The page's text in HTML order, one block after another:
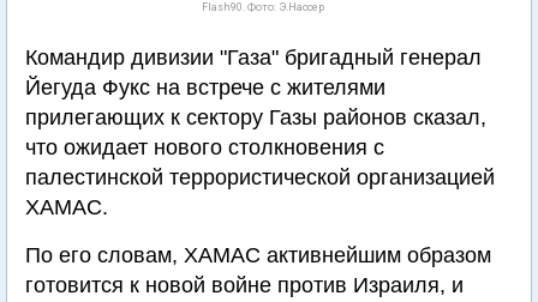
Flash90. Фото: Э.Нассер
Командир дивизии "Газа" бригадный генерал
Йегуда Фукс на встрече с жителями
прилегающих к сектору Газы районов сказал,
что ожидает нового столкновения с
палестинской террористической организацией
ХАМАС.
По его словам, ХАМАС активнейшим образом
готовится к новой войне против Израиля, и